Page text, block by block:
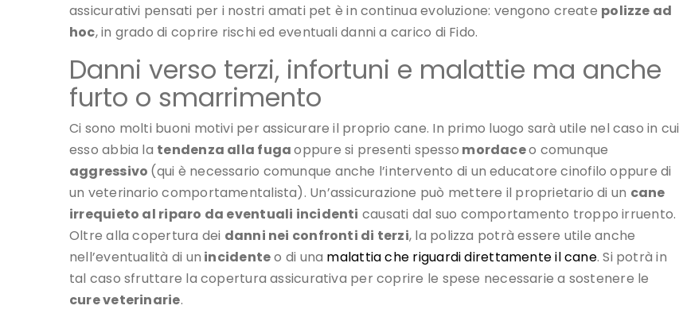
assicurativi pensati per i nostri amati pet è in continua evoluzione: vengono create polizze ad
hoc, in grado di coprire rischi ed eventuali danni a carico di Fido.
Danni verso terzi, infortuni e malattie ma anche
furto o smarrimento
Ci sono molti buoni motivi per assicurare il proprio cane. In primo luogo sarà utile nel caso in cui
esso abbia la tendenza alla fugaoppure si presenti spesso mordaceo comunque
aggressivo (qui è necessario comunque anche l’intervento di un educatore cinofilo oppure di
un veterinario comportamentalista). Un’assicurazione può mettere il proprietario di un cane
irrequieto al riparo da eventuali incidenti causati dal suo comportamento troppo irruento.
Oltre alla copertura dei danni nei confronti di terzi, la polizza potrà essere utile anche
nell’eventualità di un incidenteo di una malattia che riguardi direttamente il cane. Si potrà in
tal caso sfruttare la copertura assicurativa per coprire le spese necessarie a sostenere le
cure veterinarie.